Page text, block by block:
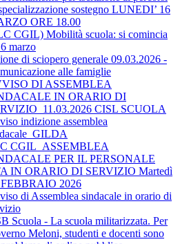
sostegno LUNEDI’ 16
ORE 18.00
CGIL) Mobilità scuola: si comincia
marzo
di sciopero generale 09.03.2026 -
alle famiglie
DI ASSEMBLEA
IN ORARIO DI
CISL SCUOLA
indizione assemblea
CGIL_ASSEMBLEA
PER IL PERSONALE
IN ORARIO DI SERVIZIO Martedì
FEBBRAIO 2026
di Assemblea sindacale in orario di
Scuola - La scuola militarizzata. Per
Meloni, studenti e docenti sono